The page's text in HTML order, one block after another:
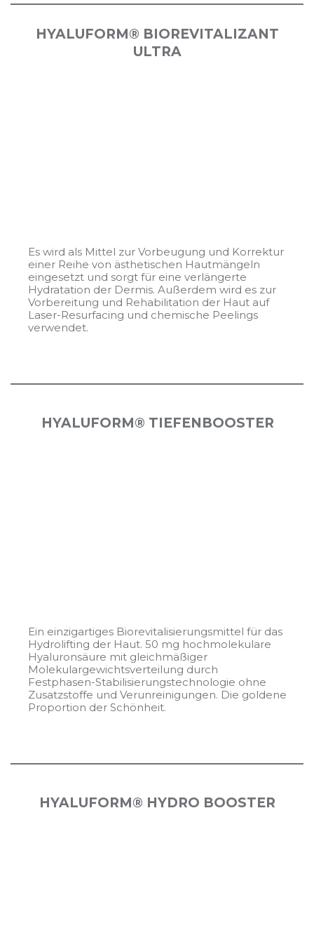
HYALUFORM® BIOREVITALIZANT
ULTRA
Es wird als Mittel zur Vorbeugung und Korrektur
einer Reihe von ästhetischen Hautmängeln
eingesetzt und sorgt für eine verlängerte
Hydratation der Dermis. Außerdem wird es zur
Vorbereitung und Rehabilitation der Haut auf
Laser-Resurfacing und chemische Peelings
verwendet.
HYALUFORM® TIEFENBOOSTER
Ein einzigartiges Biorevitalisierungsmittel für das
Hydrolifting der Haut. 50 mg hochmolekulare
Hyaluronsäure mit gleichmäßiger
Molekulargewichtsverteilung durch
Festphasen-Stabilisierungstechnologie ohne
Zusatzstoffe und Verunreinigungen. Die goldene
Proportion der Schönheit.
HYALUFORM® HYDRO BOOSTER